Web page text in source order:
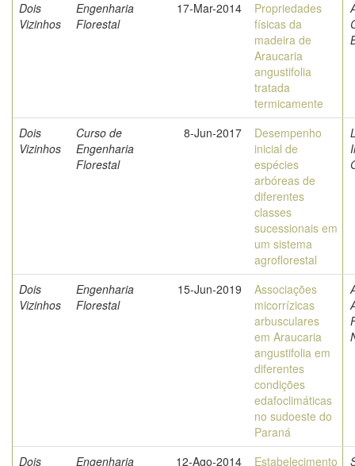
Dois
Vizinhos
Engenharia
Florestal
17-Mar-2014
Propriedades
físicas da
madeira de
Araucaria
angustifolia
tratada
termicamente
Dois
Vizinhos
Curso de
Engenharia
Florestal
8-Jun-2017
Desempenho
inicial de
espécies
arbóreas de
diferentes
classes
sucessionais em
um sistema
agroflorestal
Dois
Vizinhos
Engenharia
Florestal
15-Jun-2019
Associações
micorrízicas
arbusculares
em Araucaria
angustifolia em
diferentes
condições
edafoclimáticas
no sudoeste do
Paraná
Dois Engenharia 12-Ago-2014 Estabelecimento